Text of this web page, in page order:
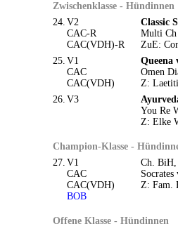
Zwischenklasse - Hündinnen
24. V2
CAC-R
CAC(VDH)-R
Classic
Multi Ch
ZuE:
25. V1
CAC
CAC(VDH)
Queena
Omen
Z:
26. V3
You Re
Z: Elke
Champion-Klasse -
27. V1
CAC
CAC(VDH)
BOB
Ch.
Z: Fam.
Offene Klasse - Hündinnen